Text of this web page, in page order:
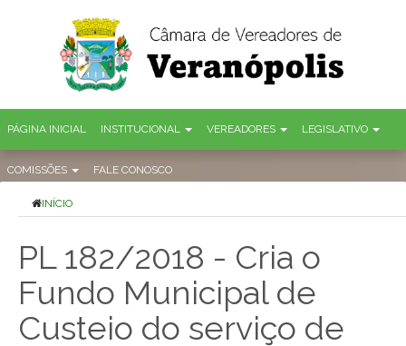
PÁGINA INICIAL INSTITUCIONAL VEREADORES LEGISLATIVO
COMISSÕES FALE CONOSCO
INÍCIO
PL 182/2018 - Cria o
Fundo Municipal de
Custeio do serviço de